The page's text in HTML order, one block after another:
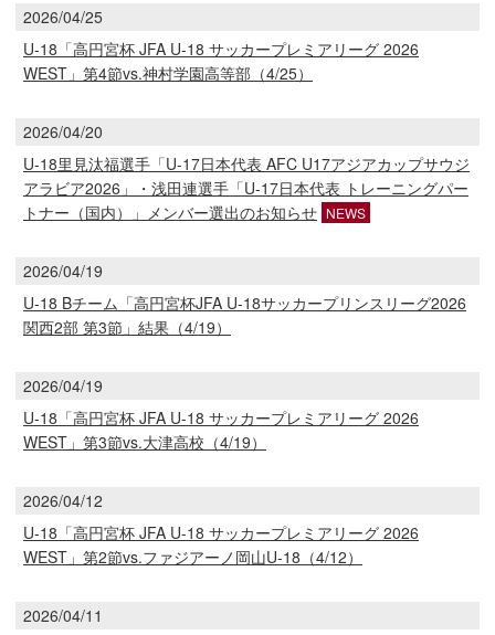
2026/04/25
U-18「高円宮杯 JFA U-18 サッカープレミアリーグ 2026
WEST」第4節vs.神村学園高等部（4/25）
2026/04/20
U-18里見汰福選手「U-17日本代表 AFC U17アジアカップサウジ
アラビア2026」・浅田連選手「U-17日本代表 トレーニングパー
トナー（国内）」メンバー選出のお知らせ NEWS
2026/04/19
U-18 Bチーム「高円宮杯JFA U-18サッカープリンスリーグ2026
関西2部 第3節」結果（4/19）
2026/04/19
U-18「高円宮杯 JFA U-18 サッカープレミアリーグ 2026
WEST」第3節vs.大津高校（4/19）
2026/04/12
U-18「高円宮杯 JFA U-18 サッカープレミアリーグ 2026
WEST」第2節vs.ファジアーノ岡山U-18（4/12）
2026/04/11